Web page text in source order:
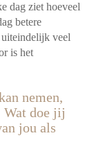
dag ziet hoeveel
betere
uiteindelijk veel
is het
nemen,
doe jij
jou als